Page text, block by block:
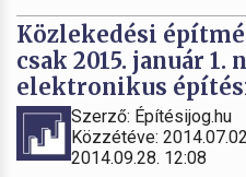
Közlekedési
csak 2015. január
elektronikus
Szerző: Építésijog.hu
Közzétéve:
2014.09.28. 12:08